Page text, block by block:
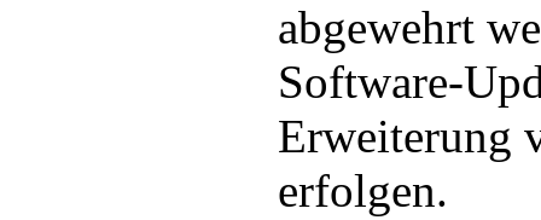
abgewehrt
Software-
Erweiterung
erfolgen.